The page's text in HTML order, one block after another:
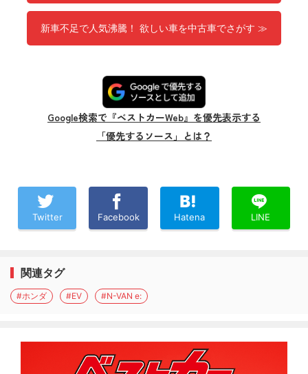
新車不足で人気沸騰！ 欲しい車を中古車でさがす ≫
Google検索で『ベストカーWeb』を優先表示する
「優先するソース」とは？
Twitter Facebook Hatena LINE
関連タグ
#ホンダ #EV #N-VAN e: